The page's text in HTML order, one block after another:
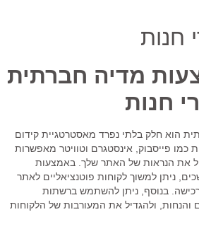
מדיה חברתית
חנות
הוא חלק בלתי נפרד מאסטרטגיית קידום
כמו פייסבוק, אינסטגרם וטוויטר מאפשרות
את הנראות של האתר שלך. באמצעות
ניתן למשוך לקוחות פוטנציאליים לאתר
בנוסף, ניתן להשתמש ברשתות
ולהגדיל את המעורבות של הלקוחות